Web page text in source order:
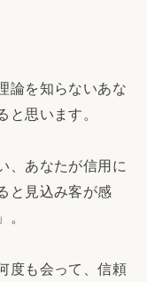
論を知らないあな
と思います。
、あなたが信用に
と見込み客が感
。
度も会って、信頼